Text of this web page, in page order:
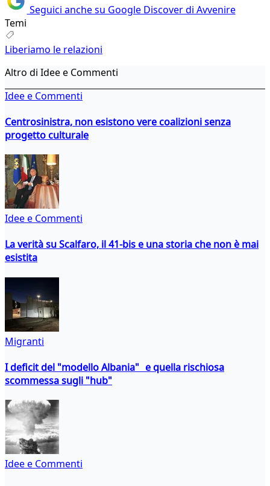
Seguici anche su Google Discover di Avvenire
Temi
Liberiamo le relazioni
Altro di Idee e Commenti
Idee e Commenti
Centrosinistra, non esistono vere coalizioni senza
progetto culturale
Idee e Commenti
La verità su Scalfaro, il 41-bis e una storia che non è mai
esistita
Migranti
I deficit del "modello Albania" e quella rischiosa
scommessa sugli "hub"
Idee e Commenti